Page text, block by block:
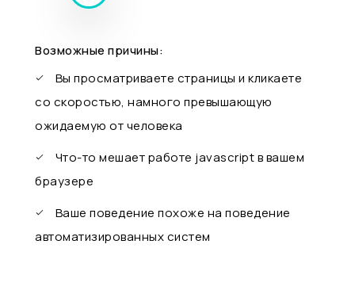
Возможные причины:
Вы просматриваете страницы и кликаете
со скоростью, намного превышающую
ожидаемую от человека
Что-то мешает работе javascript в вашем
браузере
Ваше поведение похоже на поведение
автоматизированных систем